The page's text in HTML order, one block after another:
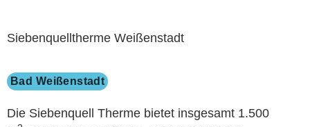
Siebenquelltherme Weißenstadt
Bad Weißenstadt
Die Siebenquell Therme bietet insgesamt 1.500